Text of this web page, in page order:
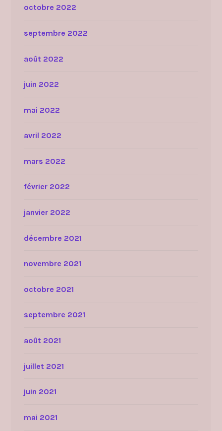
octobre 2022
septembre 2022
août 2022
juin 2022
mai 2022
avril 2022
mars 2022
février 2022
janvier 2022
décembre 2021
novembre 2021
octobre 2021
septembre 2021
août 2021
juillet 2021
juin 2021
mai 2021